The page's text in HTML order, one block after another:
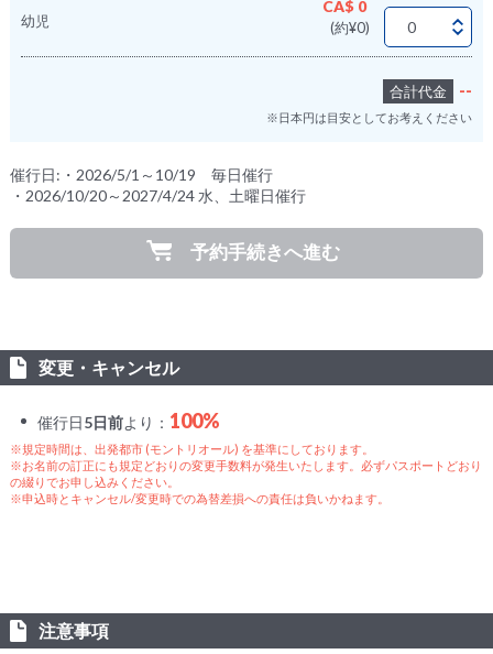
幼児
CA$ 0
(約¥0)
合計代金 --
※日本円は目安としてお考えください
催行日:・2026/5/1～10/19 毎日催行
・2026/10/20～2027/4/24 水、土曜日催行
予約手続きへ進む
変更・キャンセル
催行日5日前より： 100%
※規定時間は、出発都市 (モントリオール) を基準にしております。
※お名前の訂正にも規定どおりの変更手数料が発生いたします。必ずパスポートどおり
の綴りでお申し込みください。
※申込時とキャンセル/変更時での為替差損への責任は負いかねます。
注意事項